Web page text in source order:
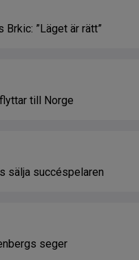
”Läget är rätt”
till Norge
sälja succéspelaren
seger